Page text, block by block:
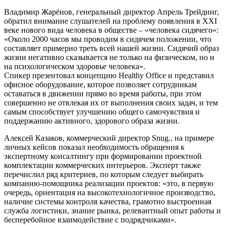
Владимир Жарёнов, генеральный директор Апрель Трейдинг,
обратил внимание слушателей на проблему появления в XXI
веке нового вида человека в обществе – «человека сидячего»:
«Около 2000 часов мы проводим в сидячем положении, что
составляет примерно треть всей нашей жизни. Сидячий образ
жизни негативно сказывается не только на физическом, но и
на психологическом здоровье человека».
Спикер презентовал концепцию Healthy Office и представил
офисное оборудование, которое позволяет сотрудникам
оставаться в движении прямо во время работы, при этом
совершенно не отвлекая их от выполнения своих задач, и тем
самым способствует улучшению общего самочувствия и
поддержанию активного, здорового образа жизни.
Алексей Казаков, коммерческий директор Snug., на примере
личных кейсов показал необходимость обращения к
экспертному консалтингу при формировании проектной
комплектации коммерческих интерьеров. Эксперт также
перечислил ряд критериев, по которым следует выбирать
компанию-помощника реализации проектов: «это, в первую
очередь, ориентация на высокотехнологичное производство,
наличие системы контроля качества, грамотно выстроенная
служба логистики, знание рынка, релевантный опыт работы и
бесперебойное взаимодействие с подрядчиками».